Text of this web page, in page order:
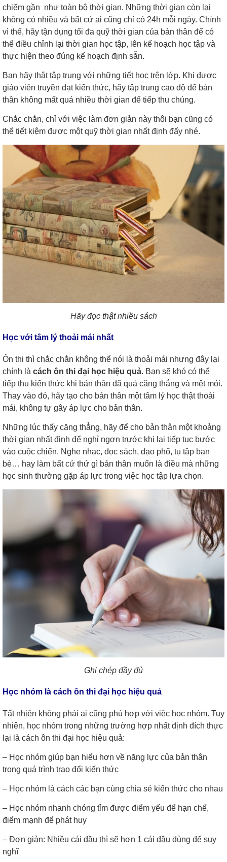
chiếm gần như toàn bộ thời gian. Những thời gian còn lại
không có nhiều và bất cứ ai cũng chỉ có 24h mỗi ngày. Chính
vì thế, hãy tận dụng tối đa quỹ thời gian của bản thân để có
thể điều chỉnh lại thời gian học tập, lên kế hoạch học tập và
thực hiện theo đúng kế hoạch định sẵn.
Bạn hãy thật tập trung với những tiết học trên lớp. Khi được
giáo viên truyền đạt kiến thức, hãy tập trung cao độ để bản
thân không mất quá nhiều thời gian để tiếp thu chúng.
Chắc chắn, chỉ với việc làm đơn giản này thôi bạn cũng có
thể tiết kiệm được một quỹ thời gian nhất định đấy nhé.
Hãy đọc thật nhiều sách
Học với tâm lý thoải mái nhất
Ôn thi thì chắc chắn không thể nói là thoải mái nhưng đây lại
chính là cách ôn thi đại học hiệu quả. Bạn sẽ khó có thể
tiếp thu kiến thức khi bản thân đã quá căng thẳng và mệt mỏi.
Thay vào đó, hãy tạo cho bản thân một tâm lý học thật thoải
mái, không tự gây áp lực cho bản thân.
Những lúc thấy căng thẳng, hãy để cho bản thân một khoảng
thời gian nhất định để nghỉ ngơn trước khi lại tiếp tục bước
vào cuộc chiến. Nghe nhạc, đọc sách, dạo phố, tụ tập bạn
bè… hay làm bất cứ thứ gì bản thân muốn là điều mà những
học sinh thường gặp áp lực trong việc học tập lựa chọn.
Ghi chép đầy đủ
Học nhóm là cách ôn thi đại học hiệu quả
Tất nhiên không phải ai cũng phù hợp với việc học nhóm. Tuy
nhiên, học nhóm trong những trường hợp nhất định đích thực
lại là cách ôn thi đại học hiệu quả:
– Học nhóm giúp bạn hiểu hơn về năng lực của bản thân
trong quá trình trao đổi kiến thức
– Học nhóm là cách các bạn cùng chia sẻ kiến thức cho nhau
– Học nhóm nhanh chóng tỉm được điểm yếu để hạn chế,
điểm mạnh để phát huy
– Đơn giản: Nhiều cái đầu thì sẽ hơn 1 cái đầu dùng để suy
nghĩ